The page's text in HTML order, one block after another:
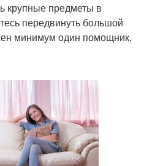
крупные предметы в
передвинуть большой
минимум один помощник,